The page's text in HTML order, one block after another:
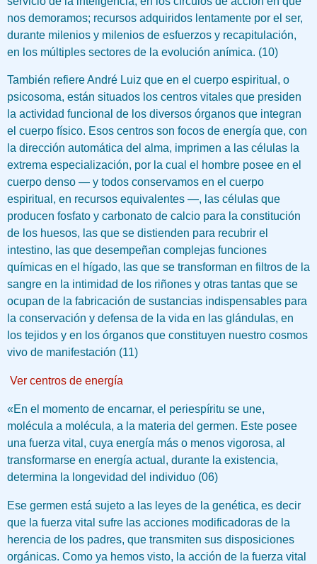
nos demoramos; recursos adquiridos lentamente por el ser,
durante milenios y milenios de esfuerzos y recapitulación,
en los múltiples sectores de la evolución anímica. (10)
También refiere André Luiz que en el cuerpo espiritual, o
psicosoma, están situados los centros vitales que presiden
la actividad funcional de los diversos órganos que integran
el cuerpo físico. Esos centros son focos de energía que, con
la dirección automática del alma, imprimen a las células la
extrema especialización, por la cual el hombre posee en el
cuerpo denso — y todos conservamos en el cuerpo
espiritual, en recursos equivalentes —, las células que
producen fosfato y carbonato de calcio para la constitución
de los huesos, las que se distienden para recubrir el
intestino, las que desempeñan complejas funciones
químicas en el hígado, las que se transforman en filtros de la
sangre en la intimidad de los riñones y otras tantas que se
ocupan de la fabricación de sustancias indispensables para
la conservación y defensa de la vida en las glándulas, en
los tejidos y en los órganos que constituyen nuestro cosmos
vivo de manifestación (11)
Ver centros de energía
«En el momento de encarnar, el periespíritu se une,
molécula a molécula, a la materia del germen. Este posee
una fuerza vital, cuya energía más o menos vigorosa, al
transformarse en energía actual, durante la existencia,
determina la longevidad del individuo (06)
Ese germen está sujeto a las leyes de la genética, es decir
que la fuerza vital sufre las acciones modificadoras de la
herencia de los padres, que transmiten sus disposiciones
orgánicas. Como ya hemos visto, la acción de la fuerza vital